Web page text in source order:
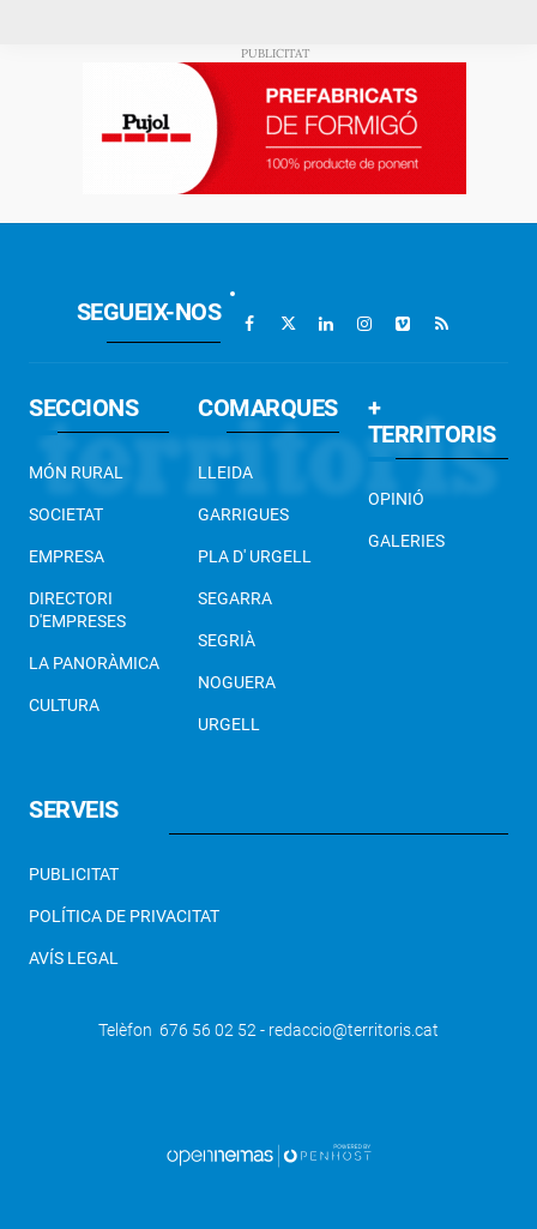
SEGUEIX-NOS
SECCIONS
MÓN RURAL
SOCIETAT
EMPRESA
DIRECTORI
D'EMPRESES
LA PANORÀMICA
CULTURA
COMARQUES
LLEIDA
GARRIGUES
PLA D' URGELL
SEGARRA
SEGRIÀ
NOGUERA
URGELL
+
TERRITORIS
OPINIÓ
GALERIES
SERVEIS
PUBLICITAT
POLÍTICA DE PRIVACITAT
AVÍS LEGAL
Telèfon 676 56 02 52 - redaccio@territoris.cat